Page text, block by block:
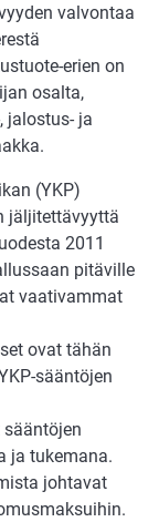
valvontaa
erien on
osalta,
jalostus- ja
(YKP)
jäljitettävyyttä
2011
pitäville
vaativammat
ovat tähän
sääntöjen
ja tukemana.
johtavat